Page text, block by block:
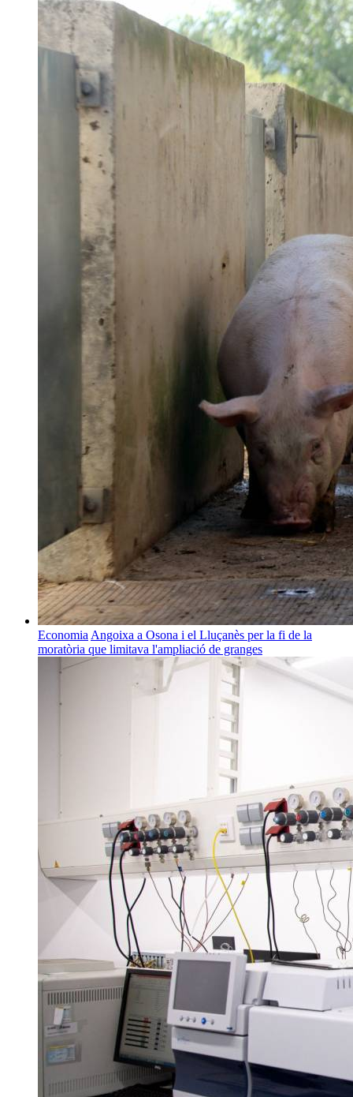
Economia Angoixa a Osona i el Lluçanès per la fi de la
moratòria que limitava l'ampliació de granges